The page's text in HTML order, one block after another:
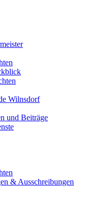
Wilnsdorf
und Beiträge
& Ausschreibungen